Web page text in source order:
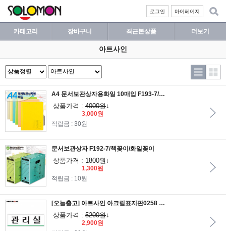
마이페이지
로그인
카테고리 장바구니 최근본상품 더보기
아트사인
A4 문서보관상자용화일 10매입 F193-7/문서보관화일
상품가격 : 4000원↓
3,000원
적립금 : 30원
문서보관상자 F192-7/책꽂이/화일꽂이
상품가격 : 1800원↓
1,300원
적립금 : 10원
[오늘출고] 아트사인 아크릴표지판0258 관리실 25x8
상품가격 : 5200원↓
2,900원